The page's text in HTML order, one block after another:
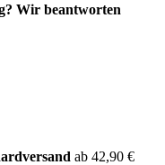
Wir beantworten
ab 42,90 €